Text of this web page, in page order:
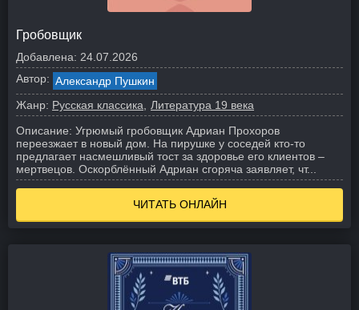
Гробовщик
Добавлена: 24.07.2026
Автор: Александр Пушкин
Жанр: Русская классика
Литература 19 века
Описание: Угрюмый гробовщик Адриан Прохоров
переезжает в новый дом. На пирушке у соседей кто-то
предлагает насмешливый тост за здоровье его клиентов –
мертвецов. Оскорблённый Адриан сгоряча заявляет, чт...
ЧИТАТЬ ОНЛАЙН